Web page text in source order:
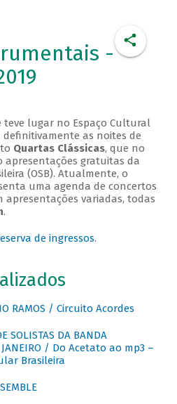
-
teve lugar no Espaço Cultural
definitivamente as noites de
Quartas Clássicas, que no
apresentações gratuitas da
(OSB). Atualmente, o
uma agenda de concertos
apresentações variadas, todas
.
de ingressos.
RAMOS / Circuito Acordes
SOLISTAS DA BANDA
JANEIRO / Do Acetato ao mp3 –
Brasileira